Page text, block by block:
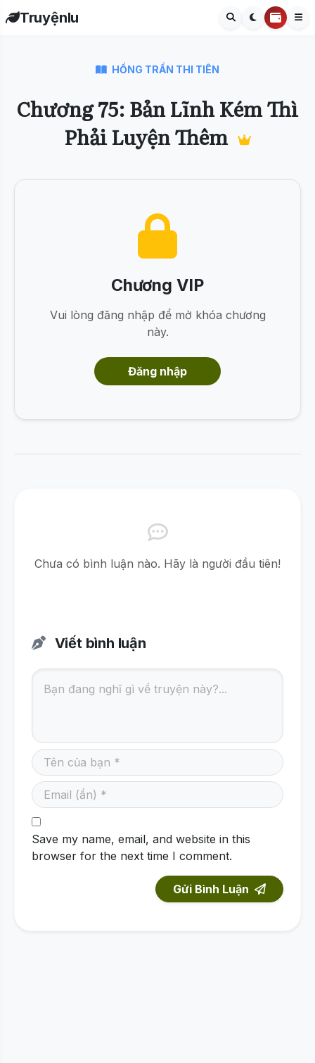
Truyệnlu
HỒNG TRẦN THI TIÊN
Chương 75: Bản Lĩnh Kém Thì
Phải Luyện Thêm
Chương VIP
Vui lòng đăng nhập để mở khóa chương
này.
Đăng nhập
Chưa có bình luận nào. Hãy là người đầu tiên!
Viết bình luận
Save my name, email, and website in this
browser for the next time I comment.
Gửi Bình Luận